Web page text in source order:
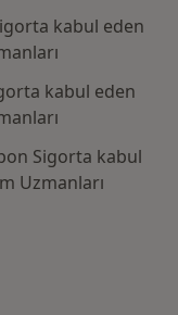
kabul eden
kabul eden
Sigorta kabul
Uzmanları